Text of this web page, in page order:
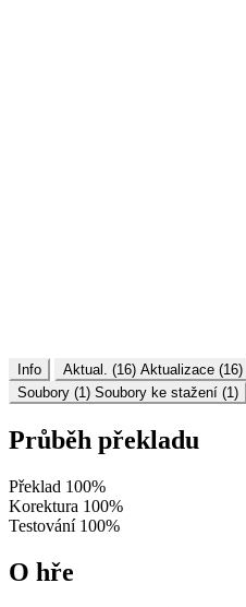
Info Aktual. (16) Aktualizace (16)
Soubory (1) Soubory ke stažení (1)
Průběh překladu
Překlad 100%
Korektura 100%
Testování 100%
O hře